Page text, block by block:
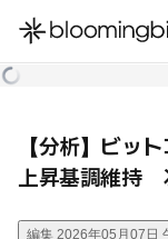
한국어
【分析】ビッ
上昇基調維持
編集 2026年05月07日